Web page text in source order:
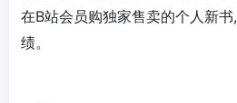
在B站会员购独家售卖的个人新
绩。